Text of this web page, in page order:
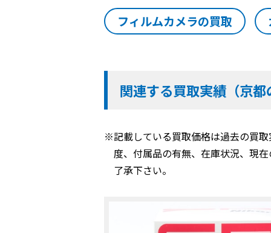
フィルムカメラの買取
関連する買取実績（京
※記載している買取価格は過去の買
度、付属品の有無、在庫状況、現
了承下さい。